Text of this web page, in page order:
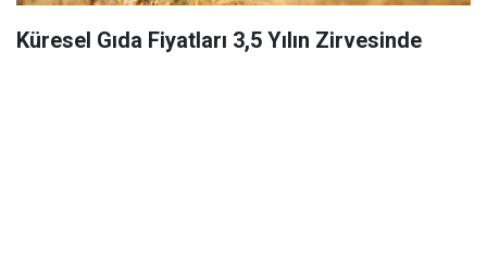
Küresel Gıda Fiyatları 3,5 Yılın Zirvesinde